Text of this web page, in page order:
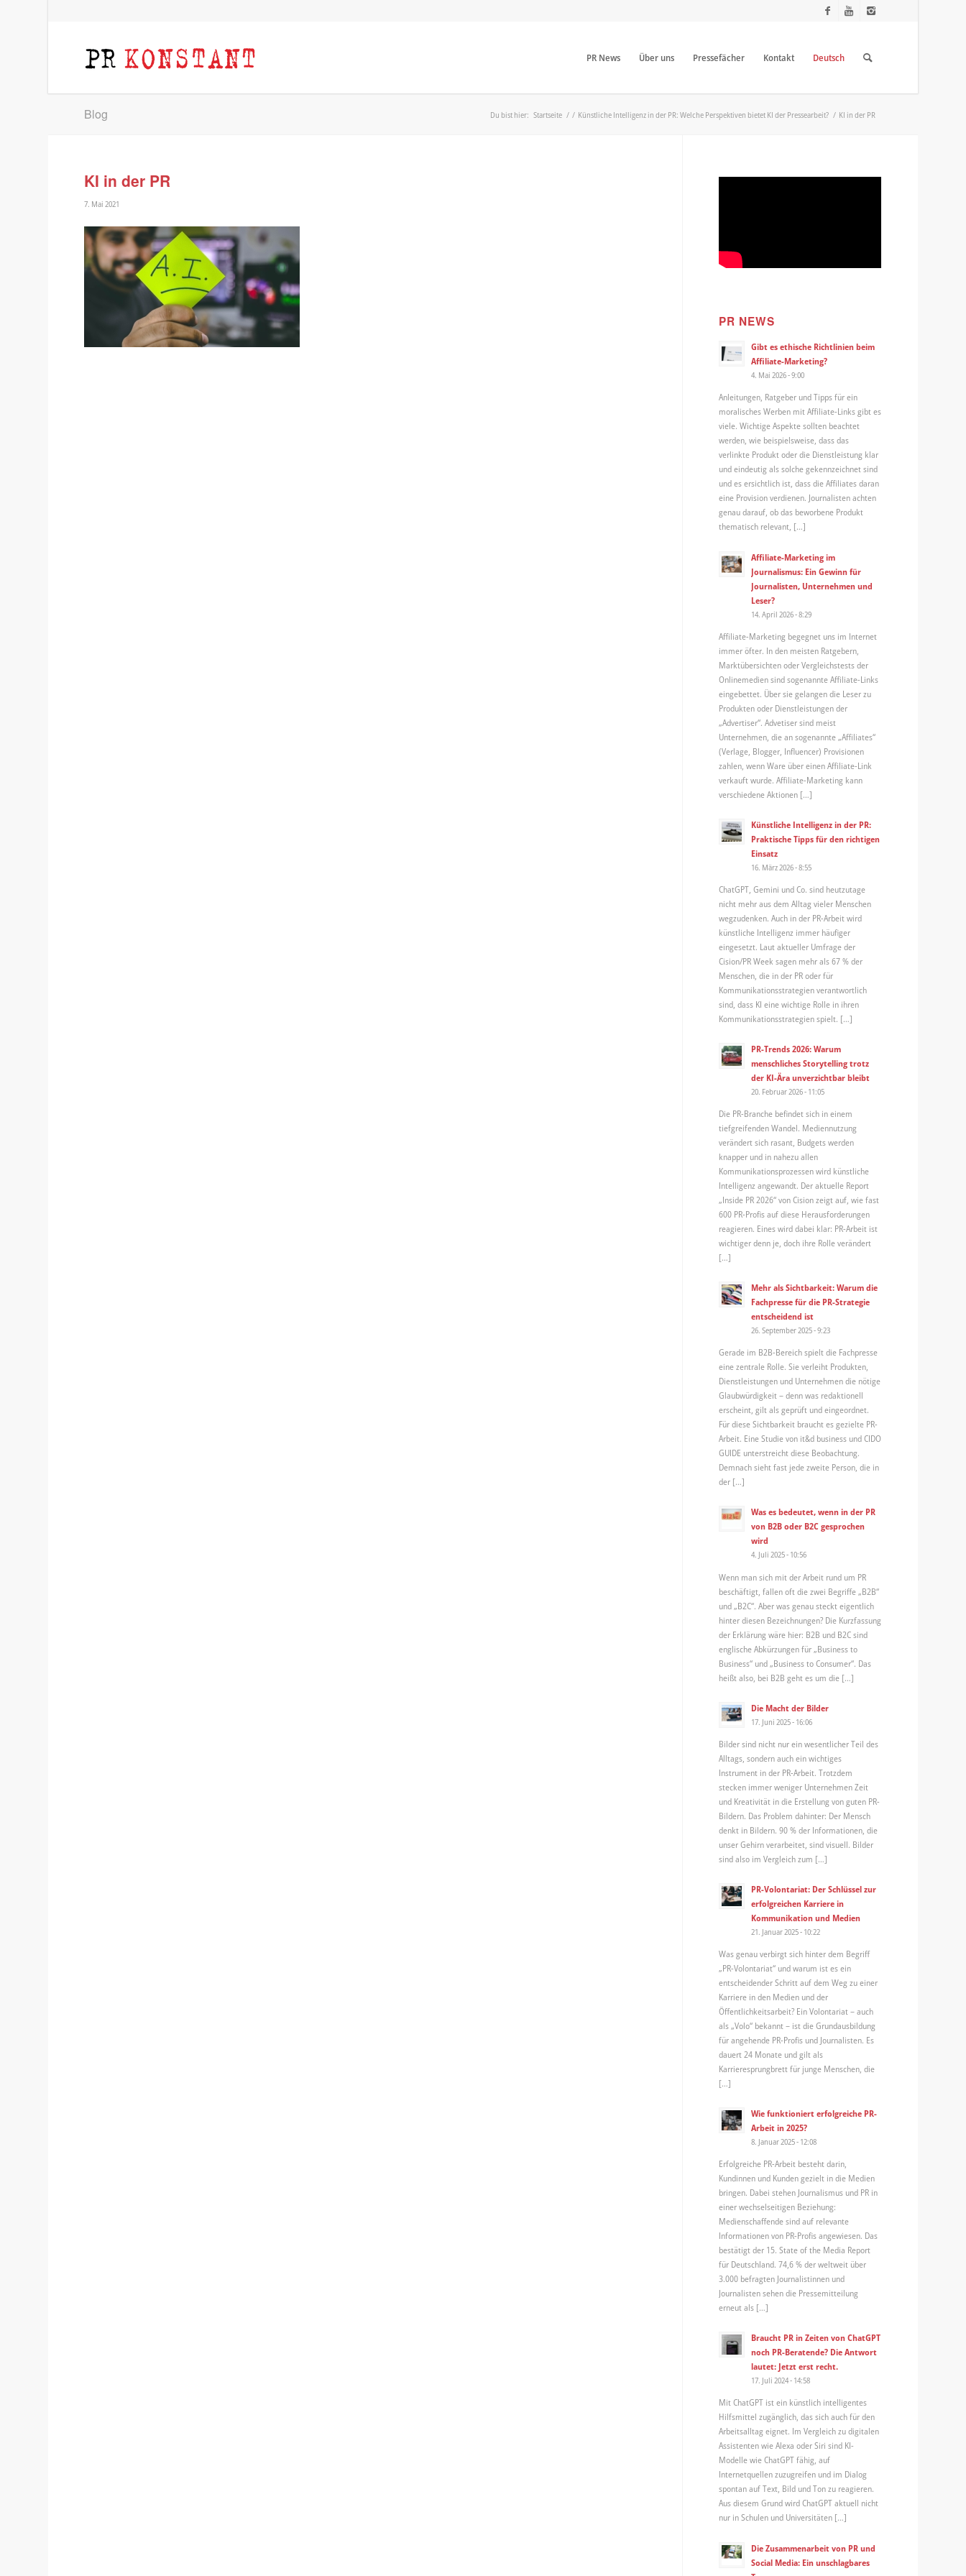
PR News Über uns Pressefächer Kontakt Deutsch
Blog Du bist hier: Startseite / / Künstliche Intelligenz in der PR: Welche Perspektiven bietet KI der Pressearbeit? / KI in der PR
KI in der PR
7. Mai 2021
PR NEWS
Gibt es ethische Richtlinien beim
Affiliate-Marketing?
4. Mai 2026 - 9:00
Anleitungen, Ratgeber und Tipps für ein
moralisches Werben mit Affiliate-Links gibt es
viele. Wichtige Aspekte sollten beachtet
werden, wie beispielsweise, dass das
verlinkte Produkt oder die Dienstleistung klar
und eindeutig als solche gekennzeichnet sind
und es ersichtlich ist, dass die Affiliates daran
eine Provision verdienen. Journalisten achten
genau darauf, ob das beworbene Produkt
thematisch relevant, […]
Affiliate-Marketing im
Journalismus: Ein Gewinn für
Journalisten, Unternehmen und
Leser?
14. April 2026 - 8:29
Affiliate-Marketing begegnet uns im Internet
immer öfter. In den meisten Ratgebern,
Marktübersichten oder Vergleichstests der
Onlinemedien sind sogenannte Affiliate-Links
eingebettet. Über sie gelangen die Leser zu
Produkten oder Dienstleistungen der
„Advertiser“. Advetiser sind meist
Unternehmen, die an sogenannte „Affiliates“
(Verlage, Blogger, Influencer) Provisionen
zahlen, wenn Ware über einen Affiliate-Link
verkauft wurde. Affiliate-Marketing kann
verschiedene Aktionen […]
Künstliche Intelligenz in der PR:
Praktische Tipps für den richtigen
Einsatz
16. März 2026 - 8:55
ChatGPT, Gemini und Co. sind heutzutage
nicht mehr aus dem Alltag vieler Menschen
wegzudenken. Auch in der PR-Arbeit wird
künstliche Intelligenz immer häufiger
eingesetzt. Laut aktueller Umfrage der
Cision/PR Week sagen mehr als 67 % der
Menschen, die in der PR oder für
Kommunikationsstrategien verantwortlich
sind, dass KI eine wichtige Rolle in ihren
Kommunikationsstrategien spielt. […]
PR-Trends 2026: Warum
menschliches Storytelling trotz
der KI-Ära unverzichtbar bleibt
20. Februar 2026 - 11:05
Die PR-Branche befindet sich in einem
tiefgreifenden Wandel. Mediennutzung
verändert sich rasant, Budgets werden
knapper und in nahezu allen
Kommunikationsprozessen wird künstliche
Intelligenz angewandt. Der aktuelle Report
„Inside PR 2026“ von Cision zeigt auf, wie fast
600 PR-Profis auf diese Herausforderungen
reagieren. Eines wird dabei klar: PR-Arbeit ist
wichtiger denn je, doch ihre Rolle verändert
[…]
Mehr als Sichtbarkeit: Warum die
Fachpresse für die PR-Strategie
entscheidend ist
26. September 2025 - 9:23
Gerade im B2B-Bereich spielt die Fachpresse
eine zentrale Rolle. Sie verleiht Produkten,
Dienstleistungen und Unternehmen die nötige
Glaubwürdigkeit – denn was redaktionell
erscheint, gilt als geprüft und eingeordnet.
Für diese Sichtbarkeit braucht es gezielte PR-
Arbeit. Eine Studie von it&d business und CIDO
GUIDE unterstreicht diese Beobachtung.
Demnach sieht fast jede zweite Person, die in
der […]
Was es bedeutet, wenn in der PR
von B2B oder B2C gesprochen
wird
4. Juli 2025 - 10:56
Wenn man sich mit der Arbeit rund um PR
beschäftigt, fallen oft die zwei Begriffe „B2B“
und „B2C“. Aber was genau steckt eigentlich
hinter diesen Bezeichnungen? Die Kurzfassung
der Erklärung wäre hier: B2B und B2C sind
englische Abkürzungen für „Business to
Business“ und „Business to Consumer“. Das
heißt also, bei B2B geht es um die […]
Die Macht der Bilder
17. Juni 2025 - 16:06
Bilder sind nicht nur ein wesentlicher Teil des
Alltags, sondern auch ein wichtiges
Instrument in der PR-Arbeit. Trotzdem
stecken immer weniger Unternehmen Zeit
und Kreativität in die Erstellung von guten PR-
Bildern. Das Problem dahinter: Der Mensch
denkt in Bildern. 90 % der Informationen, die
unser Gehirn verarbeitet, sind visuell. Bilder
sind also im Vergleich zum […]
PR-Volontariat: Der Schlüssel zur
erfolgreichen Karriere in
Kommunikation und Medien
21. Januar 2025 - 10:22
Was genau verbirgt sich hinter dem Begriff
„PR-Volontariat“ und warum ist es ein
entscheidender Schritt auf dem Weg zu einer
Karriere in den Medien und der
Öffentlichkeitsarbeit? Ein Volontariat – auch
als „Volo“ bekannt – ist die Grundausbildung
für angehende PR-Profis und Journalisten. Es
dauert 24 Monate und gilt als
Karrieresprungbrett für junge Menschen, die
[…]
Wie funktioniert erfolgreiche PR-
Arbeit in 2025?
8. Januar 2025 - 12:08
Erfolgreiche PR-Arbeit besteht darin,
Kundinnen und Kunden gezielt in die Medien
bringen. Dabei stehen Journalismus und PR in
einer wechselseitigen Beziehung:
Medienschaffende sind auf relevante
Informationen von PR-Profis angewiesen. Das
bestätigt der 15. State of the Media Report
für Deutschland. 74,6 % der weltweit über
3.000 befragten Journalistinnen und
Journalisten sehen die Pressemitteilung
erneut als […]
Braucht PR in Zeiten von ChatGPT
noch PR-Beratende? Die Antwort
lautet: Jetzt erst recht.
17. Juli 2024 - 14:58
Mit ChatGPT ist ein künstlich intelligentes
Hilfsmittel zugänglich, das sich auch für den
Arbeitsalltag eignet. Im Vergleich zu digitalen
Assistenten wie Alexa oder Siri sind KI-
Modelle wie ChatGPT fähig, auf
Internetquellen zuzugreifen und im Dialog
spontan auf Text, Bild und Ton zu reagieren.
Aus diesem Grund wird ChatGPT aktuell nicht
nur in Schulen und Universitäten […]
Die Zusammenarbeit von PR und
Social Media: Ein unschlagbares